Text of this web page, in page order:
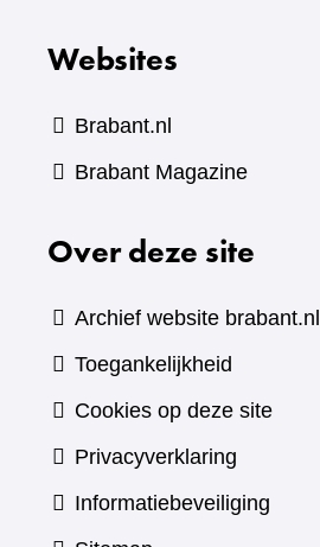
Websites
Brabant.nl
Brabant Magazine(verwijst
een
website)
Over deze site
Archief website brabant.nl
Toegankelijkheid
Cookies op deze site
Privacyverklaring
Informatiebeveiliging